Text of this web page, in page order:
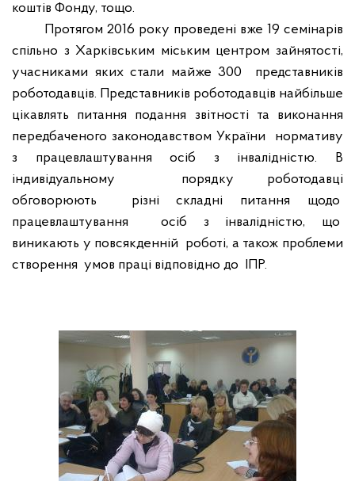
коштів Фонду, тощо.
Протягом 2016 року проведені вже 19 семінарів
спільно з Харківським міським центром зайнятості,
учасниками яких стали майже 300
представників
роботодавців. Представників роботодавців найбільше
цікавлять питання подання звітності та виконання
передбаченого законодавством України
нормативу
з працевлаштування осіб з інвалідністю. В
індивідуальному
порядку роботодавці
обговорюють
різні складні питання щодо
працевлаштування
осіб з інвалідністю, що
виникають у повсякденній роботі, а також проблеми
створення умов праці відповідно до ІПР.